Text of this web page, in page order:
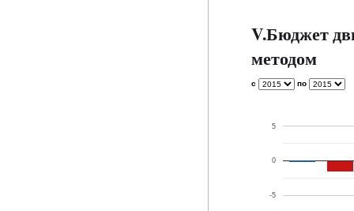
V.Бюджет
методом
с по
-5
0
5